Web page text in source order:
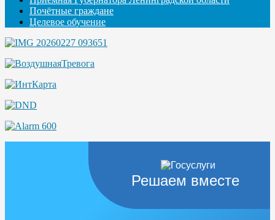
Почётные граждане
Целевое обучение
Решаем вместе